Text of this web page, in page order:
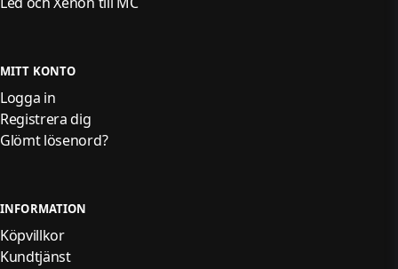
MITT KONTO
Logga in
Registrera dig
Glömt lösenord?
INFORMATION
Köpvillkor
Kundtjänst